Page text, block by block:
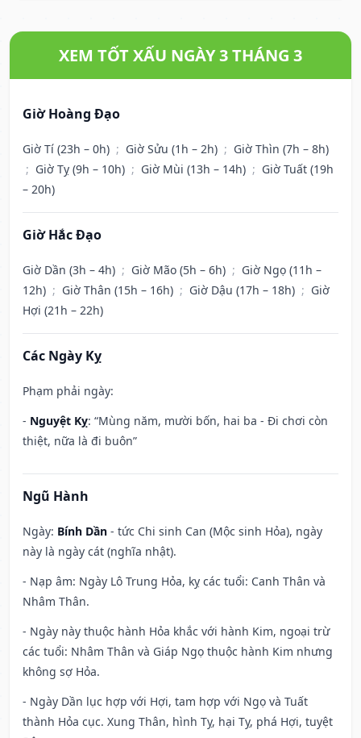
XEM TỐT XẤU NGÀY 3 THÁNG 3
Giờ Hoàng Đạo
Giờ Tí (23h – 0h) ; Giờ Sửu (1h – 2h) ; Giờ Thìn (7h – 8h)
; Giờ Tỵ (9h – 10h) ; Giờ Mùi (13h – 14h) ; Giờ Tuất (19h
– 20h)
Giờ Hắc Đạo
Giờ Dần (3h – 4h) ; Giờ Mão (5h – 6h) ; Giờ Ngọ (11h –
12h) ; Giờ Thân (15h – 16h) ; Giờ Dậu (17h – 18h) ; Giờ
Hợi (21h – 22h)
Các Ngày Kỵ
Phạm phải ngày:
- Nguyệt Kỵ: “Mùng năm, mười bốn, hai ba - Đi chơi còn
thiệt, nữa là đi buôn”
Ngũ Hành
Ngày: Bính Dần - tức Chi sinh Can (Mộc sinh Hỏa), ngày
này là ngày cát (nghĩa nhật).
- Nạp âm: Ngày Lô Trung Hỏa, kỵ các tuổi: Canh Thân và
Nhâm Thân.
- Ngày này thuộc hành Hỏa khắc với hành Kim, ngoại trừ
các tuổi: Nhâm Thân và Giáp Ngọ thuộc hành Kim nhưng
không sợ Hỏa.
- Ngày Dần lục hợp với Hợi, tam hợp với Ngọ và Tuất
thành Hỏa cục. Xung Thân, hình Tỵ, hại Tỵ, phá Hợi, tuyệt